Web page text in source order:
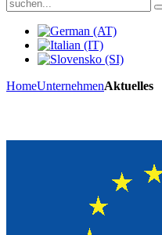
HomeUnternehmenAktuelles